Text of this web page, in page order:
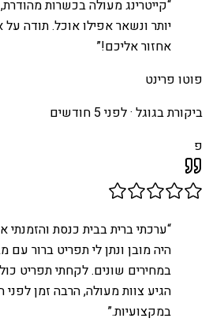
“קייטרינג מעולה בכשרות
יותר ונשאר אפילו אוכל. תודה על
אחזור אליכם!”
פוטו פרינט
ביקורת בגוגל ·לפני 5 חודשים
פ
“ערכתי ברית בבית כנסת והזמנתי
היה מובן ונתן לי תפריט ברור עם
במחירים שונים. לקחתי תפריט
הגיע צוות מעולה, הרבה זמן
במקצועיות.”